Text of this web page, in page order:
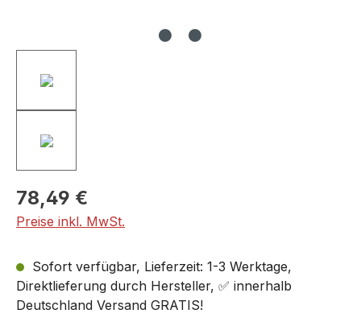
78,49 €
Preise inkl. MwSt.
Sofort verfügbar, Lieferzeit: 1-3 Werktage,
Direktlieferung durch Hersteller, ✅ innerhalb
Deutschland Versand GRATIS!